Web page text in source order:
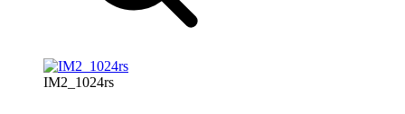
IM2_1024rs